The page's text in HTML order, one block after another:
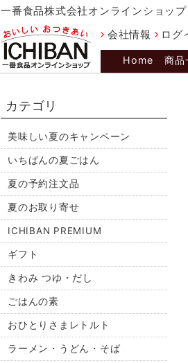
一番食品株式会社オンラインショップ
会社情報
ログ
Home 商品
カテゴリ
美味しい夏のキャンペーン
いちばんの夏ごはん
夏の予約注文品
夏のお取り寄せ
ICHIBAN PREMIUM
ギフト
きわみ つゆ・だし
ごはんの素
おひとりさまレトルト
ラーメン・うどん・そば